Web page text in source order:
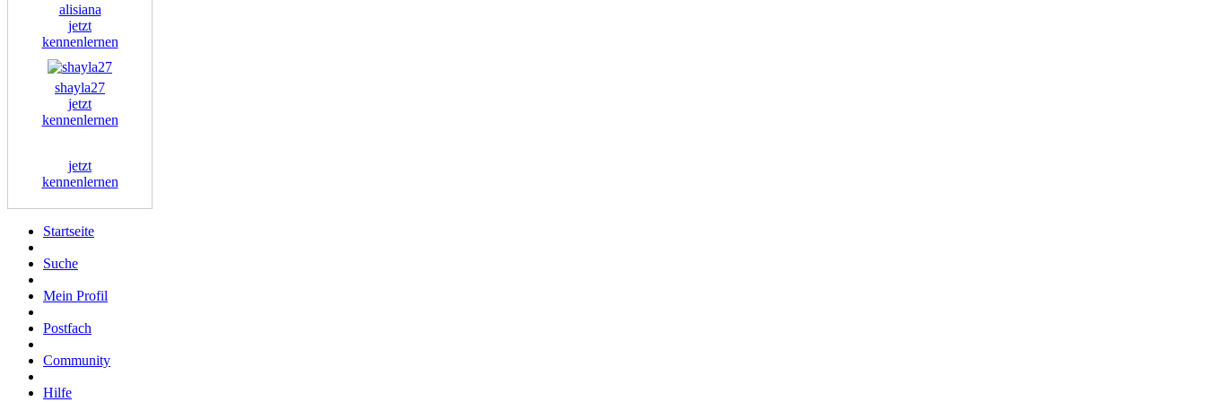
alisiana
jetzt
kennenlernen
shayla27
jetzt
kennenlernen
jetzt
kennenlernen
Startseite
Suche
Mein Profil
Postfach
Community
Hilfe